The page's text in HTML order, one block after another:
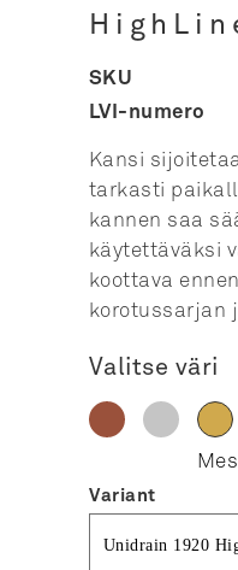
SKU
LVI-numero
Kansi
tarkasti
kannen saa
käytettäväksi
koottava
korotussarjan
Valitse väri
Variant